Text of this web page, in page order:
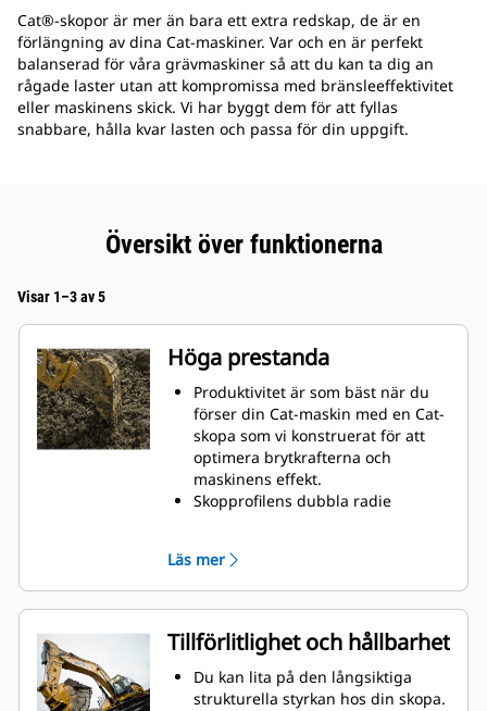
Cat®-skopor är mer än bara ett extra redskap, de är en
förlängning av dina Cat-maskiner. Var och en är perfekt
balanserad för våra grävmaskiner så att du kan ta dig an
rågade laster utan att kompromissa med bränsleeffektivitet
eller maskinens skick. Vi har byggt dem för att fyllas
snabbare, hålla kvar lasten och passa för din uppgift.
Översikt över funktionerna
Visar 1–3 av 5
Höga prestanda
Produktivitet är som bäst när du
förser din Cat-maskin med en Cat-
skopa som vi konstruerat för att
optimera brytkrafterna och
maskinens effekt.
Skopprofilens dubbla radie
frigång säkerställer att skopbotten
inte släpar, vilket minskar
underhållskostnaderna.
Bränsleförbrukningstoppar under
grävning. Cat-skoporna är
utformade för att skära genom
material snabbt för att förbättra
Läs mer
Tillförlitlighet och hållbarhet
Du kan lita på den långsiktiga
strukturella styrkan hos din skopa.